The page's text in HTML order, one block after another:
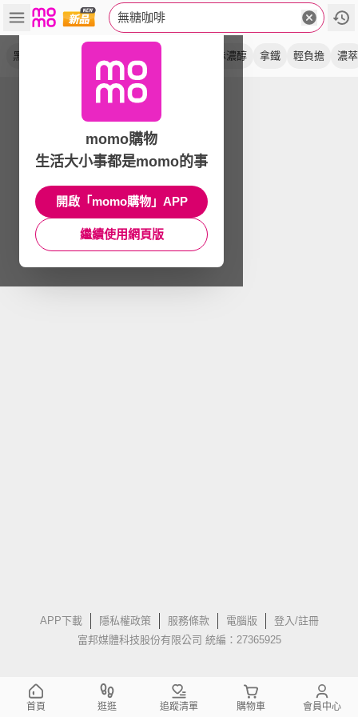
無糖咖啡
黑咖啡 赤濃醇 拿鐵 輕負擔 濃萃
APP下載 隱私權政策 服務條款 電腦版
登入/註冊
富邦媒體科技股份有限公司 統編：27365925
momo購物
生活大小事都是momo的事
開啟「momo購物」APP
繼續使用網頁版
首頁 逛逛 追蹤清單 購物車 會員中心